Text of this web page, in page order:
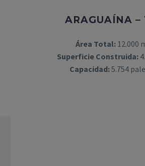
ARAGUAÍNA –
Área Total:12.000
Superficie Construida:
Capacidad:5.754